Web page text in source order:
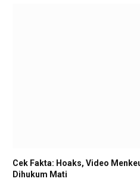
Cek Fakta: Hoaks, Video
Dihukum Mati